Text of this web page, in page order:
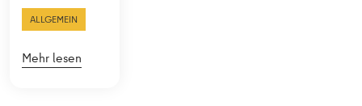
ALLGEMEIN
Mehr lesen